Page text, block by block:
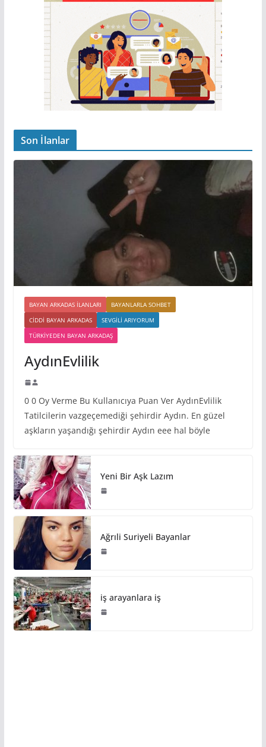
Son İlanlar
BAYAN ARKADAS ILANLARI
BAYANLARLA SOHBET
CIDDI BAYAN ARKADAS
SEVGILI ARIYORUM
TÜRKIYEDEN BAYAN ARKADAŞ
AydınEvlilik
0 0 Oy Verme Bu Kullanıcıya Puan Ver AydınEvlilik
Tatilcilerin vazgeçemediği şehirdir Aydın. En güzel
aşkların yaşandığı şehirdir Aydın eee hal böyle
Yeni Bir Aşk Lazım
Ağrıli Suriyeli Bayanlar
iş arayanlara iş